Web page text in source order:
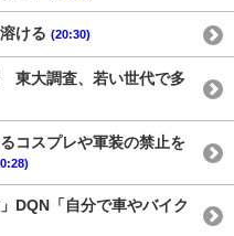
ける (20:30)
東大調査、若い世代で多
コスプレや軍装の禁止を
DQN「自分で車やバイク